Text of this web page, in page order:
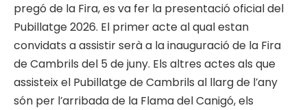
pregó de la Fira, es va fer la presentació oficial del
Pubillatge 2026. El primer acte al qual estan
convidats a assistir serà a la inauguració de la Fira
de Cambrils del 5 de juny. Els altres actes als que
assisteix el Pubillatge de Cambrils al llarg de l’any
són per l’arribada de la Flama del Canigó, els